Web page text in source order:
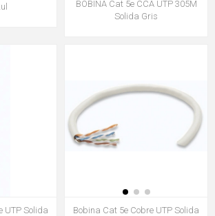
BOBINA Cat 5e CCA UTP 305M
Solida Gris
UTP Solida
Bobina Cat 5e Cobre UTP Solida